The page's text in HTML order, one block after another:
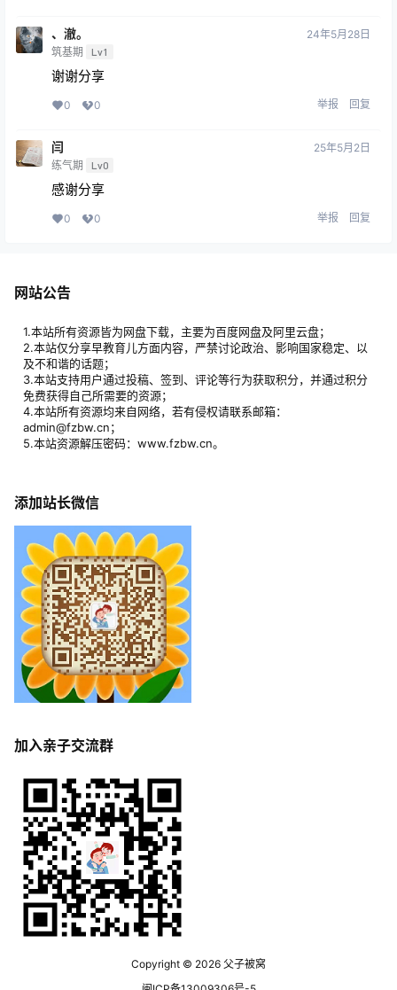
、澈。
筑基期 Lv1
24年5月28日
谢谢分享
0 0 举报 回复
闫
练气期 Lv0
25年5月2日
感谢分享
0 0 举报 回复
网站公告
1.本站所有资源皆为网盘下载，主要为百度网盘及阿里云盘；
2.本站仅分享早教育儿方面内容，严禁讨论政治、影响国家稳定、以
及不和谐的话题；
3.本站支持用户通过投稿、签到、评论等行为获取积分，并通过积分
免费获得自己所需要的资源；
4.本站所有资源均来自网络，若有侵权请联系邮箱：
admin@fzbw.cn；
5.本站资源解压密码：www.fzbw.cn。
添加站长微信
加入亲子交流群
Copyright © 2026 父子被窝